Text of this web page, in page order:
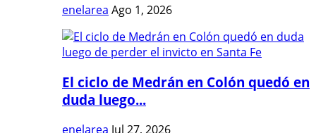
enelarea Ago 1, 2026
El ciclo de Medrán en Colón quedó en
duda luego...
enelarea Jul 27, 2026